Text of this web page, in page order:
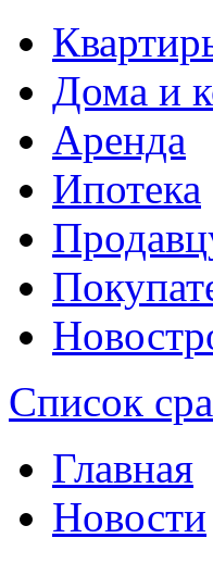
Дома и
Аренда
Ипотека
Список
Главная
Новости